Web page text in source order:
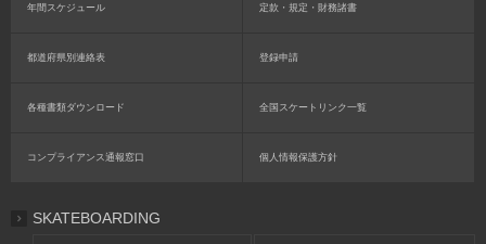
年間スケジュール 定款・規定・財務諸書
都道府県別連絡表 登録申請
各種書類ダウンロード 全国スケートリンク一覧
コンプライアンス通報窓口 個人情報保護方針
SKATEBOARDING